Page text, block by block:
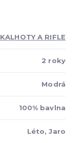
KALHOTY A RIFLE
2 roky
Modrá
100% bavlna
Léto, Jaro